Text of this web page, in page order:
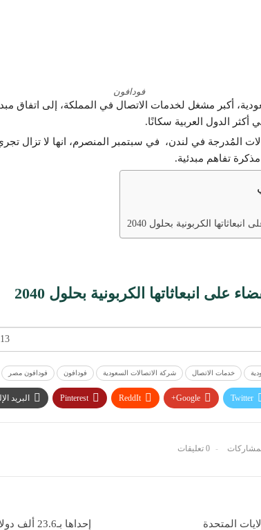
فودافون
أكثر الدول العربية سكانًا.
المُدرجة في لندن، في سبتمبر المنصرم، انها لا تزال
تفاهم مبدئية.
الكربونية بحلول 2040
على انبعاثاتها الكربونية بحلول 2040
خدمات الاتصال شركة الاتصالات السعودية فودافون فودافون مصر
Twitter
Google+
ReddIt
Pinterest البريد
0 تعليقات
المتحدة إحداها بـ23.6 ألف دولار.. أغلى العُملات الرقمية حول العالم